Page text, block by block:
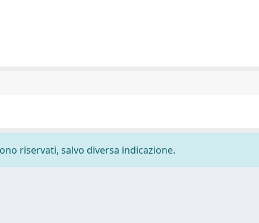
riservati, salvo diversa indicazione.